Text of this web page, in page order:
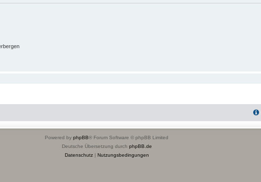
Powered by phpBB® Forum Software © phpBB Limited
Deutsche Übersetzung durch phpBB.de
Datenschutz| Nutzungsbedingungen